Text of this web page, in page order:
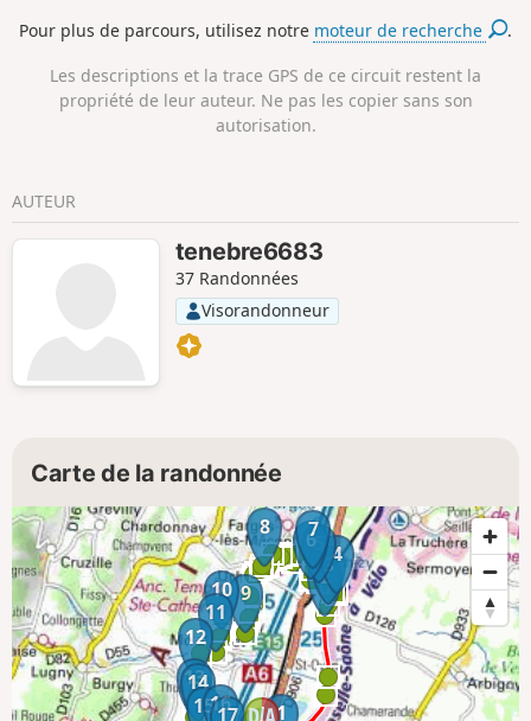
son église romane millénaire. Descente en direction du Parc
découvrir.
Pour plus de parcours, utilisez notre moteur de recherche .
Les descriptions et la trace GPS de ce circuit restent la
propriété de leur auteur. Ne pas les copier sans son
autorisation.
AUTEUR
tenebre6683
37 Randonnées
Visorandonneur
Carte de la randonnée
1
234
5
6
7
8
9
10
11
12
13
14
1516
17